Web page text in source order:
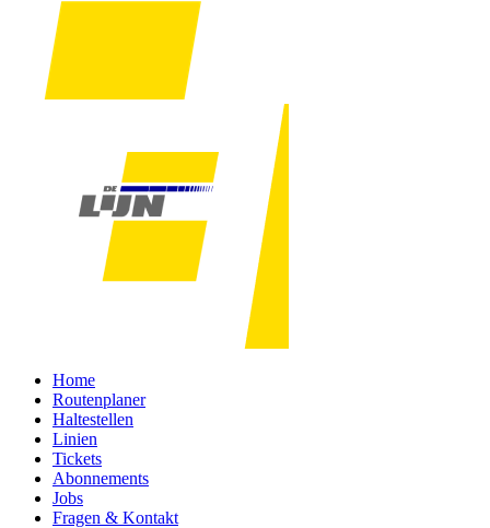
Home
Routenplaner
Haltestellen
Linien
Tickets
Abonnements
Jobs
Fragen & Kontakt